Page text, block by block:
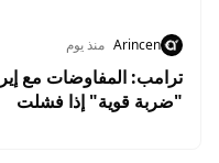
Arincen منذ يوم
ترامب: المفاوضات مع
"ضربة قوية" إذا فشلت